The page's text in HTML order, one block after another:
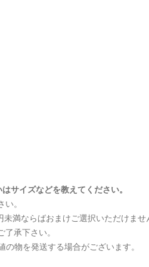
サイズなどを教えてください。
。
未満ならばおまけご選択いただけませ
承下さい。
物を発送する場合がございます。